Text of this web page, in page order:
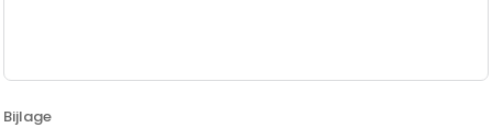
Bijlage